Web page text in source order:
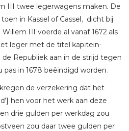
III twee legerwagens maken. De
in Kassel of Cassel, dicht bij
III voerde al vanaf 1672 als
leger met de titel kapitein-
Republiek aan in de strijd tegen
pas in 1678 beëindigd worden.
de verzekering dat het
hen voor het werk aan deze
drie gulden per werkdag zou
zou daar twee gulden per